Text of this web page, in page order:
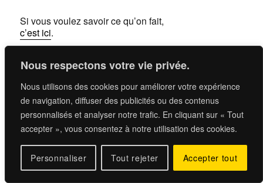
Nous respectons votre vie privée.
Nous utilisons des cookies pour améliorer votre expérience
de navigation, diffuser des publicités ou des contenus
personnalisés et analyser notre trafic. En cliquant sur « Tout
accepter », vous consentez à notre utilisation des cookies.
Personnaliser Tout rejeter Accepter tout
Si vous voulez savoir ce qu’on fait,
c’est ici.
contactez-nous.